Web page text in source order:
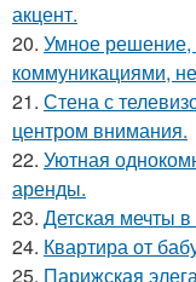
акцент.
20. Умное решение,
коммуникациями,
21. Стена с
центром внимания.
22. Уютная
аренды.
23. Детская мечты
24. Квартира от
25. Парижская